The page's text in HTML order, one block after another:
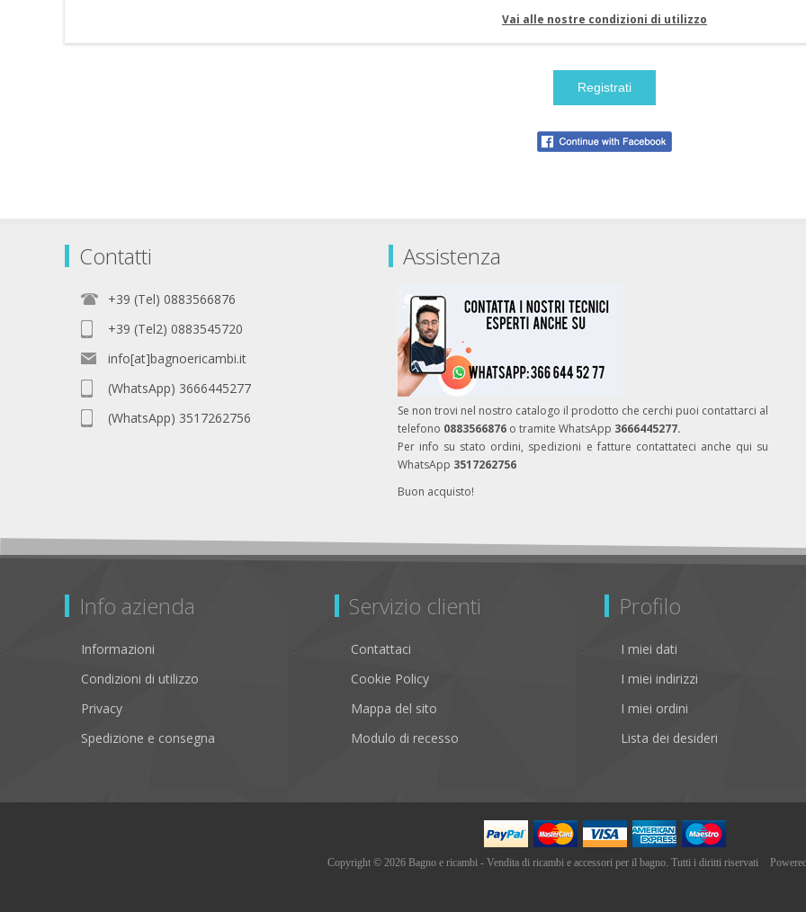
Vai alle nostre condizioni di utilizzo
Contatti
+39 (Tel) 0883566876
+39 (Tel2) 0883545720
info[at]bagnoericambi.it
(WhatsApp) 3666445277
(WhatsApp) 3517262756
Assistenza
Se non trovi nel nostro catalogo il prodotto che cerchi puoi contattarci al
telefono 0883566876 o tramite WhatsApp 3666445277.
Per info su stato ordini, spedizioni e fatture contattateci anche qui su
WhatsApp 3517262756
Buon acquisto!
Info azienda
Informazioni
Condizioni di utilizzo
Privacy
Spedizione e consegna
Servizio clienti
Contattaci
Cookie Policy
Mappa del sito
Modulo di recesso
Profilo
I miei dati
I miei indirizzi
I miei ordini
Lista dei desideri
Copyright © 2026 Bagno e ricambi - Vendita di ricambi e accessori per il bagno. Tutti i diritti riservati